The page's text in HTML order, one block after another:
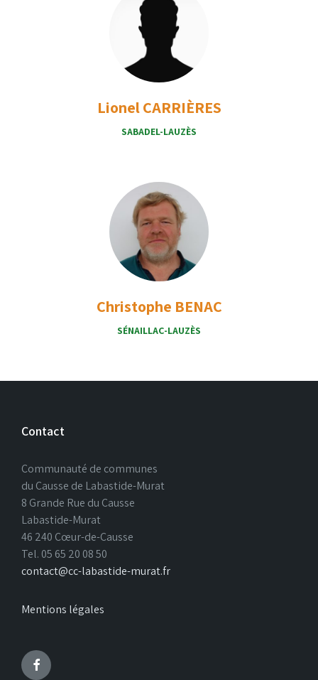
Lionel CARRIÈRES
SABADEL-LAUZÈS
Christophe BENAC
SÉNAILLAC-LAUZÈS
Contact
Communauté de communes
du Causse de Labastide-Murat
8 Grande Rue du Causse
Labastide-Murat
46 240 Cœur-de-Causse
Tel. 05 65 20 08 50
contact@cc-labastide-murat.fr
Mentions légales
Rejoignez-